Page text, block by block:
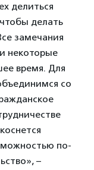
делиться
делать
замечания
некоторые
время. Для
со
по-
–